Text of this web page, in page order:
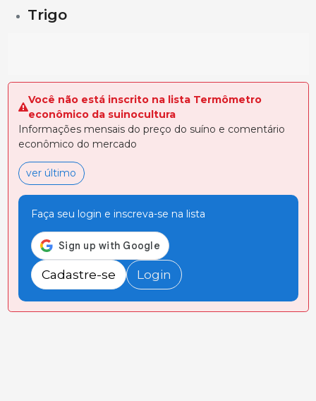
Trigo
Você não está inscrito na lista Termômetro
econômico da suinocultura
Informações mensais do preço do suíno e comentário
econômico do mercado
ver último
Faça seu login e inscreva-se na lista
Cadastre-se Login